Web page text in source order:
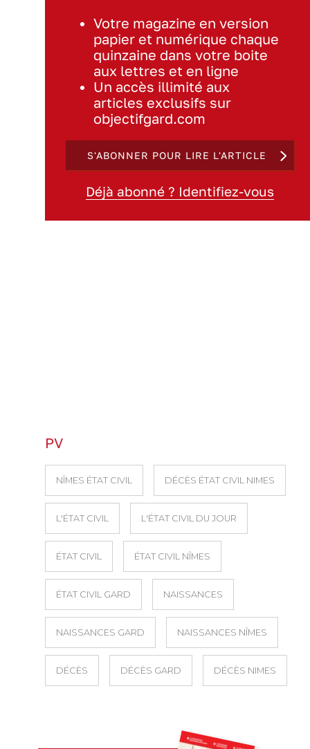
Votre magazine en version
papier et numérique chaque
quinzaine dans votre boite
aux lettres et en ligne
Un accès illimité aux
articles exclusifs sur
objectifgard.com
S'ABONNER POUR LIRE L'ARTICLE
Déjà abonné ? Identifiez-vous
PV
NÎMES ÉTAT CIVIL DÉCÈS ÉTAT CIVIL NIMES
L'ÉTAT CIVIL L'ÉTAT CIVIL DU JOUR
ÉTAT CIVIL ÉTAT CIVIL NÎMES
ÉTAT CIVIL GARD NAISSANCES
NAISSANCES GARD NAISSANCES NÎMES
DÉCÈS DÉCÈS GARD DÉCÈS NIMES